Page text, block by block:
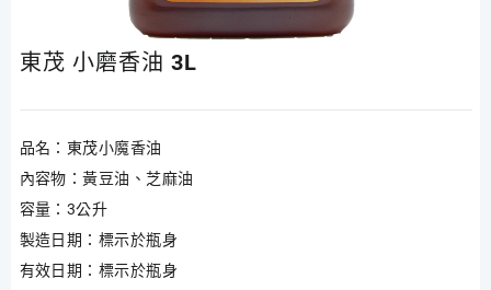
東茂 小磨香油 3L
品名：東茂小魔香油
內容物：黃豆油、芝麻油
容量：3公升
製造日期：標示於瓶身
有效日期：標示於瓶身